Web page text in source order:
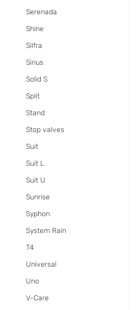
Serenada
Shine
Silfra
Sirius
Solid S
Split
Stand
Stop valves
Suit
Suit L
Suit U
Sunrise
Syphon
System Rain
T4
Universal
Uno
V-Care